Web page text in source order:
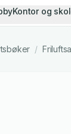
Kontor og
/